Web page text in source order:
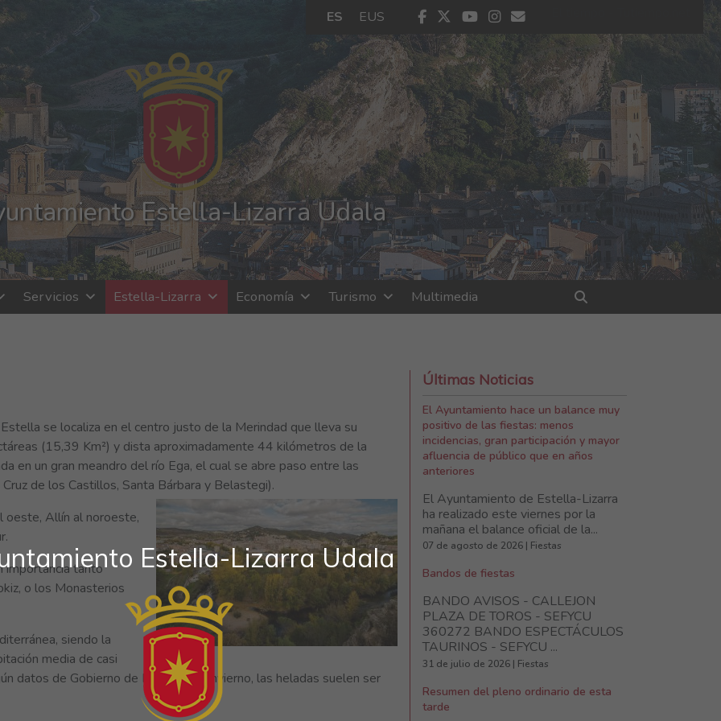
Estella-Lizarra Udala
ES EUS facebook
twitter
youtube
instagram
contacto
Estella-Lizarra Udala
Servicios Estella-Lizarra Economía Turismo Multimedia
Buscar
se localiza en el centro justo de la Merindad que lleva su
(15,39 Km²) y dista aproximadamente 44 kilómetros de la
en un gran meandro del río Ega, el cual se abre paso entre las
de los Castillos, Santa Bárbara y Belastegi).
oeste, Allín al noroeste,
importancia tanto
o los Monasterios
siendo la
media de casi
datos de Gobierno de Navarra. En invierno, las heladas suelen ser
Últimas Noticias
El Ayuntamiento hace un balance muy
positivo de las fiestas: menos
incidencias, gran participación y mayor
afluencia de público que en años
anteriores
El Ayuntamiento de Estella-Lizarra
ha realizado este viernes por la
mañana el balance oficial de la...
07 de agosto de 2026 | Fiestas
Bandos de fiestas
BANDO AVISOS - CALLEJON
PLAZA DE TOROS - SEFYCU
360272 BANDO ESPECTÁCULOS
TAURINOS - SEFYCU ...
31 de julio de 2026 | Fiestas
Resumen del pleno ordinario de esta
tarde